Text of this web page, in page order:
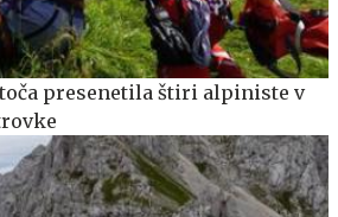
presenetila štiri alpiniste v